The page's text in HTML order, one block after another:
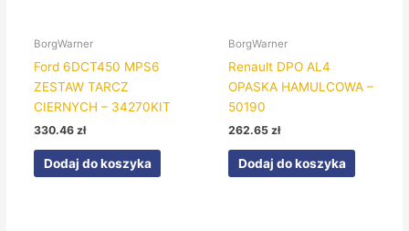
BorgWarner
Ford 6DCT450 MPS6
ZESTAW TARCZ
CIERNYCH – 34270KIT
330.46zł
Dodaj do koszyka
BorgWarner
Renault DPO AL4
OPASKA HAMULCOWA –
50190
262.65zł
Dodaj do koszyka